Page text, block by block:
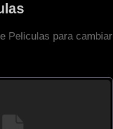
Peliculas para cambiar